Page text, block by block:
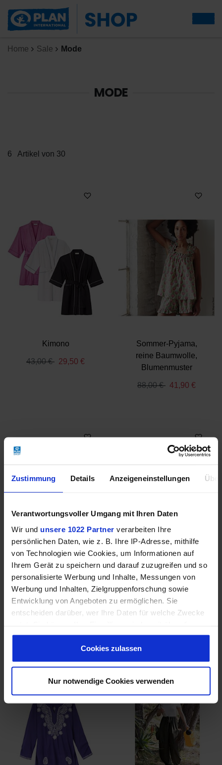
Zustimmung Details Anzeigeneinstellungen
Verantwortungsvoller Umgang mit Ihren Daten
Wir und unsere 1022 Partner verarbeiten Ihre
persönlichen Daten, wie z. B. Ihre IP-Adresse, mithilfe
von Technologien wie Cookies, um Informationen auf
Ihrem Gerät zu speichern und darauf zuzugreifen und so
personalisierte Werbung und Inhalte, Messungen von
Werbung und Inhalten, Zielgruppenforschung sowie
Entwicklung von Angeboten zu ermöglichen. Sie
entscheiden darüber, wer Ihre Daten für welche Zwecke
Cookie-Erklärung oder durch Klicken auf das Privacy
Trigger Symbol ändern oder widerrufen
Informationen über Ihre geografische Lage
erfassen, welche bis auf einige Meter genau sein
können
Ihr Gerät durch aktives Scannen nach
bestimmten Merkmalen (Fingerprinting) identifizieren
Erfahren Sie mehr darüber, wie Ihre persönlichen Daten
verarbeitet werden, und legen Sie Ihre Präferenzen im
Cookies zulassen
Nur notwendige Cookies verwenden
Home Sale Mode
MODE
6 Artikel von 30
Kimono
43,00 € 29,50 €
Sommer-Pyjama,
reine Baumwolle,
Blumenmuster
88,00 € 41,90 €
Kimono-Jacke
99,90 € 49,00 €
Kimono-Jacke, gelb
125,00 € 57,00 €